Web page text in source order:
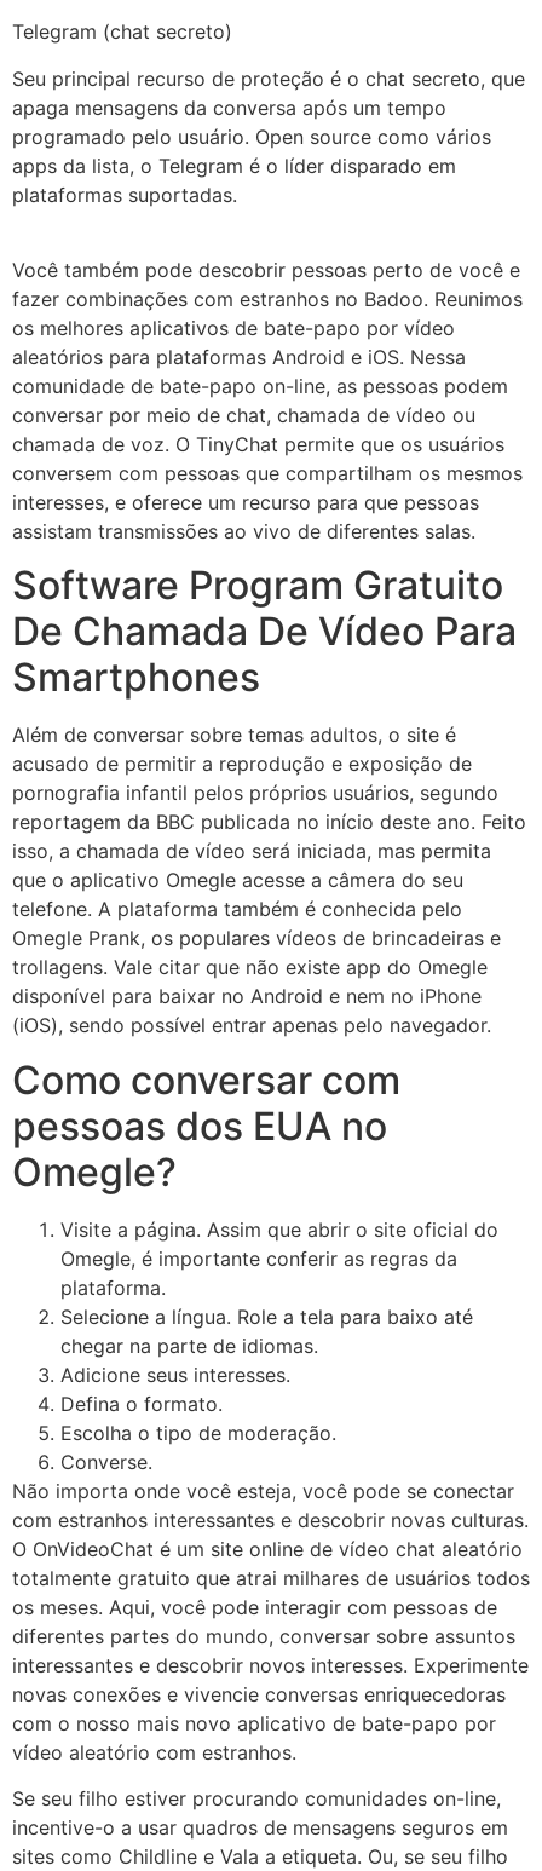
Telegram (chat secreto)
Seu principal recurso de proteção é o chat secreto, que
apaga mensagens da conversa após um tempo
programado pelo usuário. Open source como vários
apps da lista, o Telegram é o líder disparado em
plataformas suportadas.
Você também pode descobrir pessoas perto de você e
fazer combinações com estranhos no Badoo. Reunimos
os melhores aplicativos de bate-papo por vídeo
aleatórios para plataformas Android e iOS. Nessa
comunidade de bate-papo on-line, as pessoas podem
conversar por meio de chat, chamada de vídeo ou
chamada de voz. O TinyChat permite que os usuários
conversem com pessoas que compartilham os mesmos
interesses, e oferece um recurso para que pessoas
assistam transmissões ao vivo de diferentes salas.
Software Program Gratuito
De Chamada De Vídeo Para
Smartphones
Além de conversar sobre temas adultos, o site é
acusado de permitir a reprodução e exposição de
pornografia infantil pelos próprios usuários, segundo
reportagem da BBC publicada no início deste ano. Feito
isso, a chamada de vídeo será iniciada, mas permita
que o aplicativo Omegle acesse a câmera do seu
telefone. A plataforma também é conhecida pelo
Omegle Prank, os populares vídeos de brincadeiras e
trollagens. Vale citar que não existe app do Omegle
disponível para baixar no Android e nem no iPhone
(iOS), sendo possível entrar apenas pelo navegador.
Como conversar com
pessoas dos EUA no
Omegle?
Visite a página. Assim que abrir o site oficial do
Omegle, é importante conferir as regras da
plataforma.
Selecione a língua. Role a tela para baixo até
chegar na parte de idiomas.
Adicione seus interesses.
Defina o formato.
Escolha o tipo de moderação.
Converse.
Não importa onde você esteja, você pode se conectar
com estranhos interessantes e descobrir novas culturas.
O OnVideoChat é um site online de vídeo chat aleatório
totalmente gratuito que atrai milhares de usuários todos
os meses. Aqui, você pode interagir com pessoas de
diferentes partes do mundo, conversar sobre assuntos
interessantes e descobrir novos interesses. Experimente
novas conexões e vivencie conversas enriquecedoras
com o nosso mais novo aplicativo de bate-papo por
vídeo aleatório com estranhos.
Se seu filho estiver procurando comunidades on-line,
incentive-o a usar quadros de mensagens seguros em
sites como Childline e Vala a etiqueta. Ou, se seu filho